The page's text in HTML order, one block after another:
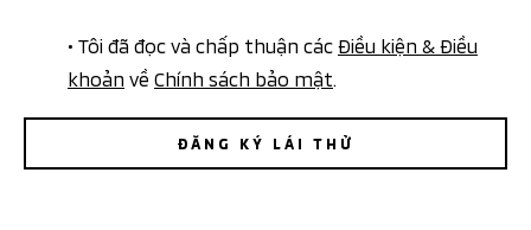
• Tôi đã đọc và chấp thuận cácĐiều kiện & Điều
khoản về Chính sách bảo mật
ĐĂNG KÝ LÁI THỬ